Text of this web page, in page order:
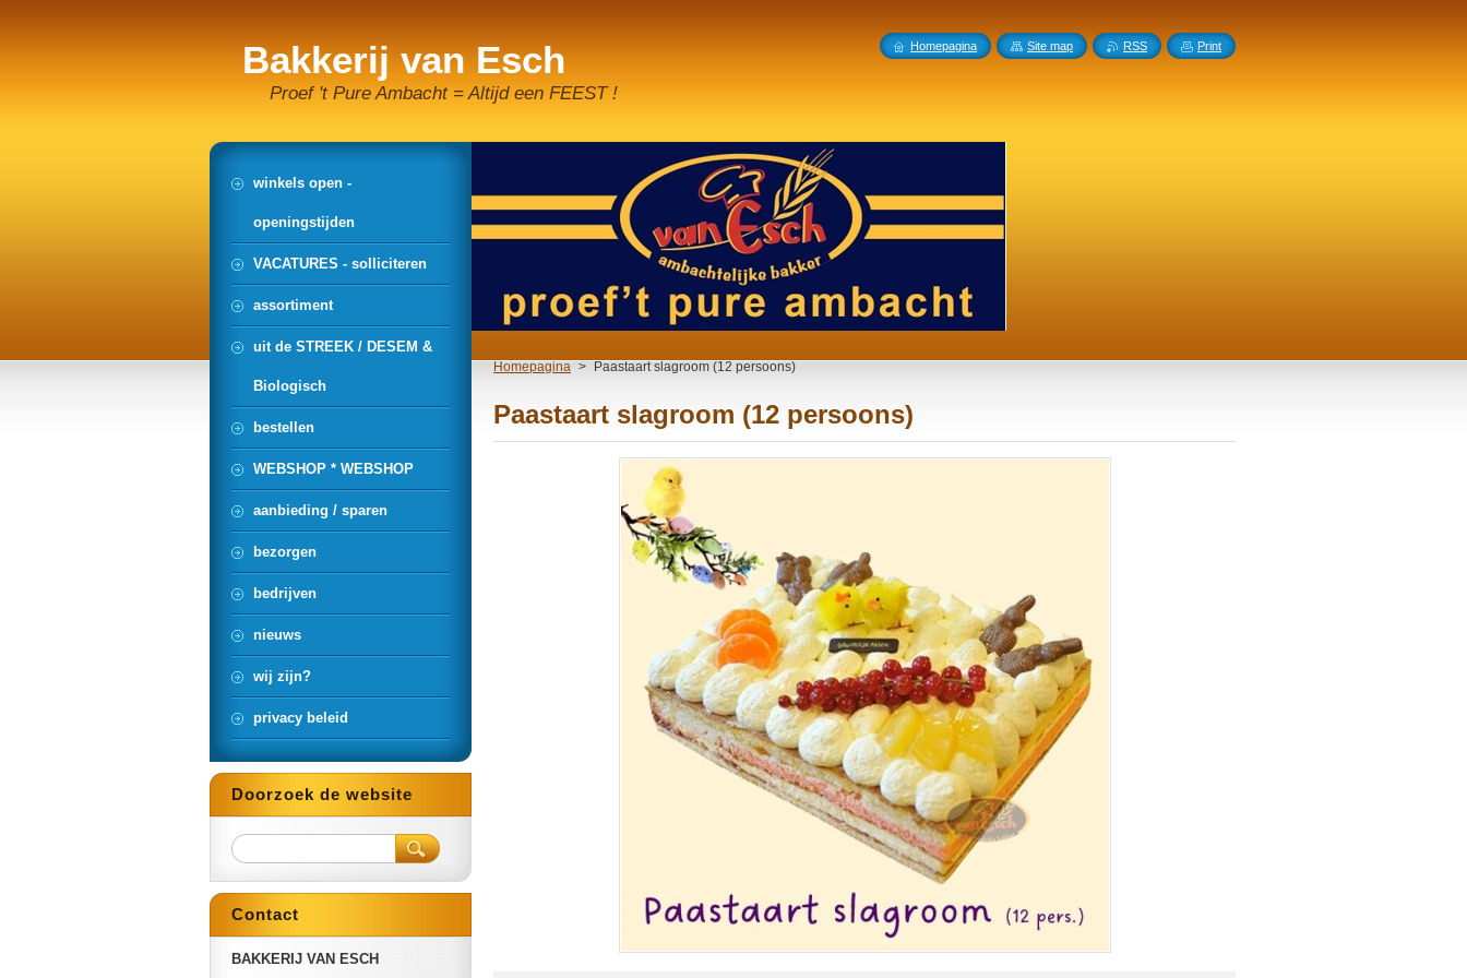
Bakkerij van Esch
Proef 't Pure Ambacht = Altijd een FEEST !
Homepagina > Paastaart slagroom (12 persoons)
Paastaart slagroom (12 persoons)
winkels open -
openingstijden
VACATURES - solliciteren
assortiment
uit de STREEK / DESEM &
Biologisch
bestellen
WEBSHOP * WEBSHOP
aanbieding / sparen
bezorgen
bedrijven
nieuws
wij zijn?
privacy beleid
Doorzoek de website
Contact
BAKKERIJ VAN ESCH
Homepagina Site map RSS Print